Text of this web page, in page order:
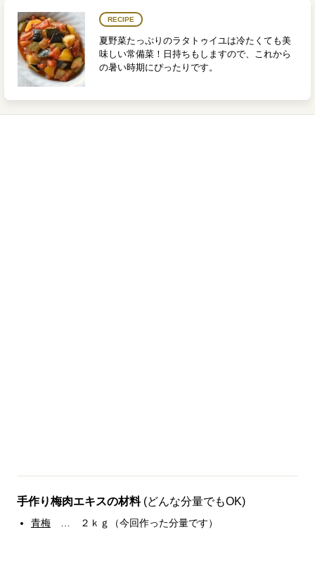
RECIPE
夏野菜たっぷりのラタトゥイユは冷たくても美
味しい常備菜！日持ちもしますので、これから
の暑い時期にぴったりです。
手作り梅肉エキスの材料 (どんな分量でもOK)
青梅 … ２ｋｇ（今回作った分量です）